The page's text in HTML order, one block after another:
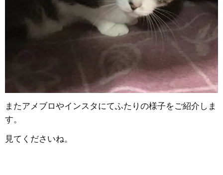
またアメブロやインスタにてふたりの様子をご紹介しま
す。
見てくださいね。